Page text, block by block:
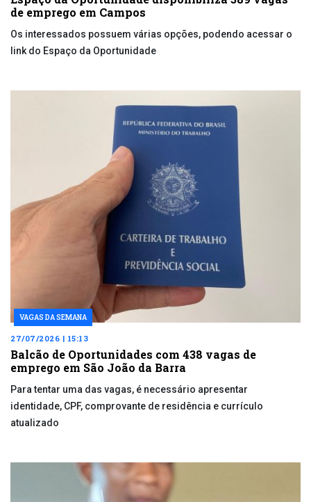
de emprego em Campos
Os interessados possuem várias opções, podendo acessar o
link do Espaço da Oportunidade
VAGAS DA SEMANA
27/07/2026 | 15:13
Balcão de Oportunidades com 438 vagas de
emprego em São João da Barra
Para tentar uma das vagas, é necessário apresentar
identidade, CPF, comprovante de residência e currículo
atualizado